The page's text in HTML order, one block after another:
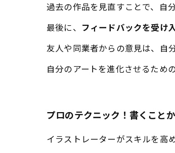
過去の作品を見直すことで、自
最後に、 フィードバックを受け
友人や同業者からの意見は、自
自分のアートを進化させるため
プロのテクニック！書くこと
イラストレーターがスキルを高